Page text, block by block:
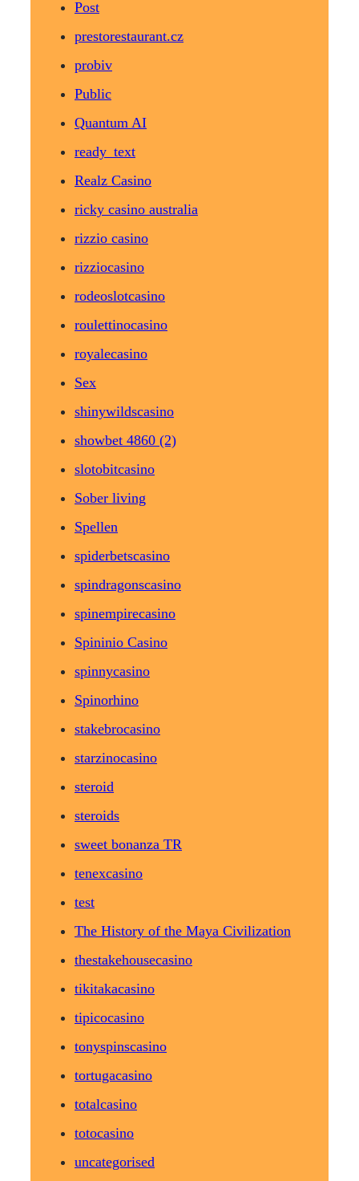
Post
prestorestaurant.cz
probiv
Public
Quantum AI
ready_text
Realz Casino
ricky casino australia
rizzio casino
rizziocasino
rodeoslotcasino
roulettinocasino
royalecasino
Sex
shinywildscasino
showbet 4860 (2)
slotobitcasino
Sober living
Spellen
spiderbetscasino
spindragonscasino
spinempirecasino
Spininio Casino
spinnycasino
Spinorhino
stakebrocasino
starzinocasino
steroid
steroids
sweet bonanza TR
tenexcasino
test
The History of the Maya Civilization
thestakehousecasino
tikitakacasino
tipicocasino
tonyspinscasino
tortugacasino
totalcasino
totocasino
uncategorised